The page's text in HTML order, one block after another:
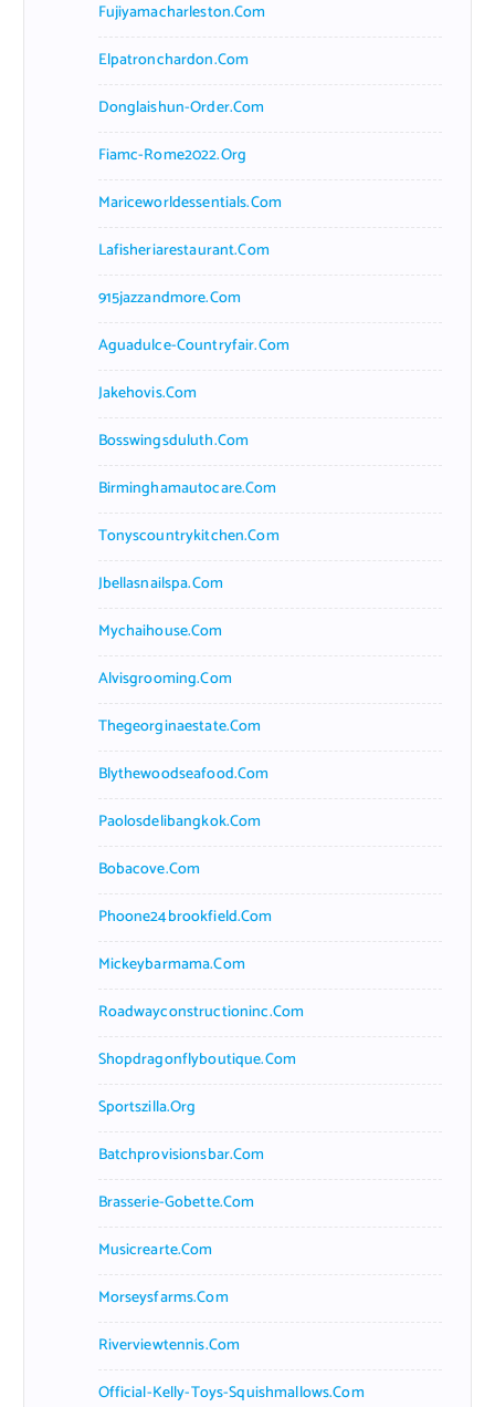
Fujiyamacharleston.com
Elpatronchardon.com
Donglaishun-Order.com
Fiamc-Rome2022.org
Mariceworldessentials.com
Lafisheriarestaurant.com
915jazzandmore.com
Aguadulce-Countryfair.com
Jakehovis.com
Bosswingsduluth.com
Birminghamautocare.com
Tonyscountrykitchen.com
Jbellasnailspa.com
Mychaihouse.com
Alvisgrooming.com
Thegeorginaestate.com
Blythewoodseafood.com
Paolosdelibangkok.com
Bobacove.com
Phoone24brookfield.com
Mickeybarmama.com
Roadwayconstructioninc.com
Shopdragonflyboutique.com
Sportszilla.org
Batchprovisionsbar.com
Brasserie-Gobette.com
Musicrearte.com
Morseysfarms.com
Riverviewtennis.com
Official-Kelly-Toys-Squishmallows.com